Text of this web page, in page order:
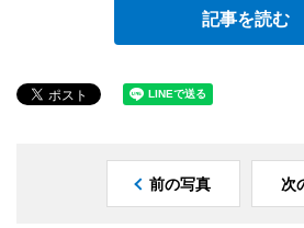
記事を読む
前の写真 次